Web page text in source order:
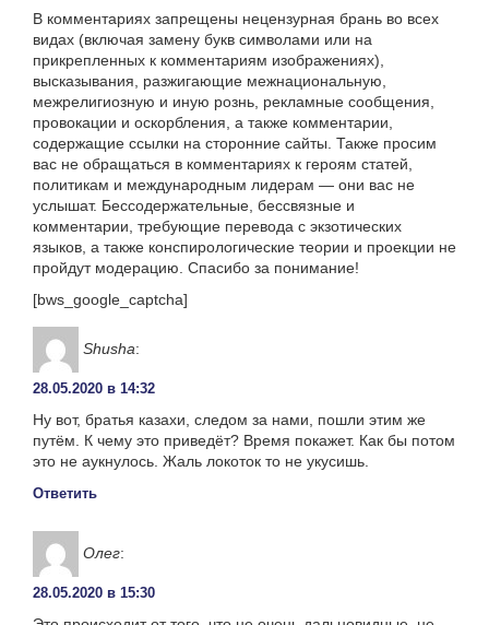
В комментариях запрещены нецензурная брань во всех
видах (включая замену букв символами или на
прикрепленных к комментариям изображениях),
высказывания, разжигающие межнациональную,
межрелигиозную и иную рознь, рекламные сообщения,
провокации и оскорбления, а также комментарии,
содержащие ссылки на сторонние сайты. Также просим
вас не обращаться в комментариях к героям статей,
политикам и международным лидерам — они вас не
услышат. Бессодержательные, бессвязные и
комментарии, требующие перевода с экзотических
языков, а также конспирологические теории и проекции не
пройдут модерацию. Спасибо за понимание!
[bws_google_captcha]
Shusha:
28.05.2020 в 14:32
Ну вот, братья казахи, следом за нами, пошли этим же
путём. К чему это приведёт? Время покажет. Как бы потом
это не аукнулось. Жаль локоток то не укусишь.
Ответить
Олег:
28.05.2020 в 15:30